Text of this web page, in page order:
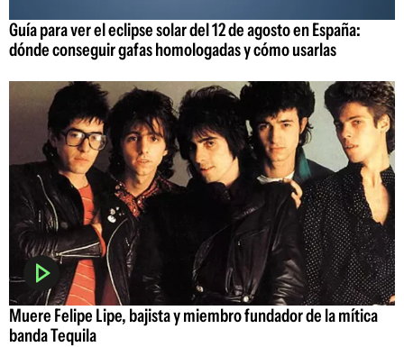
Guía para ver el eclipse solar del 12 de agosto en España:
dónde conseguir gafas homologadas y cómo usarlas
Muere Felipe Lipe, bajista y miembro fundador de la mítica
banda Tequila